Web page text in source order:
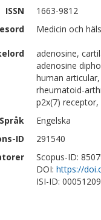
ISSN
1663-9812
Medicin och
adenosine,
adenosine
human
rheumatoid-
p2x(7)
Språk
Engelska
ID
291540
Scopus-ID:
DOI: https://
ISI-ID: